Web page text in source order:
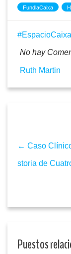
FundlaCaixa
EspacioCaixa
No hay
Ruth Martin
← Caso
storia de
Puestos